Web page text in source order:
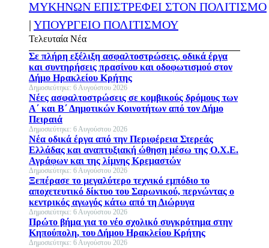
ΜΥΚΗΝΩΝ ΕΠΙΣΤΡΕΦΕΙ ΣΤΟΝ ΠΟΛΙΤΙΣΜΟ
| ΥΠΟΥΡΓΕΙΟ ΠΟΛΙΤΙΣΜΟΥ
Τελευταία Νέα
Σε πλήρη εξέλιξη ασφαλτοστρώσεις, οδικά έργα
και συντηρήσεις πρασίνου και οδοφωτισμού στον
Δήμο Ηρακλείου Κρήτης
Δημοσιεύτηκε: 6 Αυγούστου 2026
Νέες ασφαλτοστρώσεις σε κομβικούς δρόμους των
Α΄ και Β΄ Δημοτικών Κοινοτήτων από τον Δήμο
Πειραιά
Δημοσιεύτηκε: 6 Αυγούστου 2026
Νέα οδικά έργα από την Περιφέρεια Στερεάς
Ελλάδας και αναπτυξιακή ώθηση μέσω της Ο.Χ.Ε.
Αγράφων και της λίμνης Κρεμαστών
Δημοσιεύτηκε: 6 Αυγούστου 2026
Ξεπέρασε το μεγαλύτερο τεχνικό εμπόδιο το
αποχετευτικό δίκτυο του Σαρωνικού, περνώντας ο
κεντρικός αγωγός κάτω από τη Διώρυγα
Δημοσιεύτηκε: 6 Αυγούστου 2026
Πρώτο βήμα για το νέο σχολικό συγκρότημα στην
Κηπούπολη, του Δήμου Ηρακλείου Κρήτης
Δημοσιεύτηκε: 6 Αυγούστου 2026